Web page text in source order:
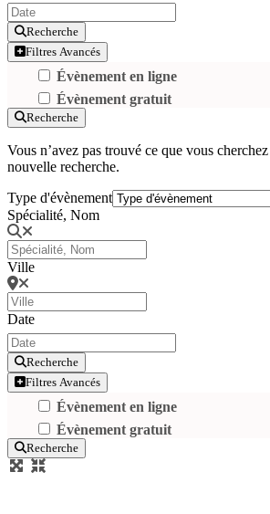
Recherche
Filtres Avancés
Évènement en ligne
Évènement gratuit
Recherche
Vous n’avez pas trouvé ce que vous
nouvelle recherche.
Type d'évènement
Spécialité, Nom
Ville
Date
Recherche
Filtres Avancés
Évènement en ligne
Évènement gratuit
Recherche